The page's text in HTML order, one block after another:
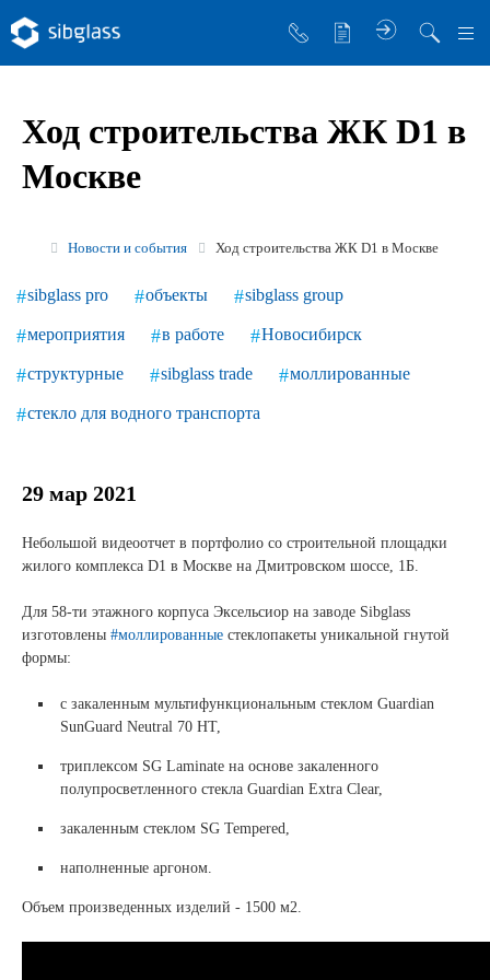
Управляющая компания
Sibglass Trade
Новости и события
Продажа недвижимости
Продукция
Стекло для строительства и интерьера
Стекло для машиностроения
заказчиков
Ход строительства ЖК D1 в
Москве
Новости и события Ход строительства ЖК D1 в Москве
29 мар 2021
Небольшой видеоотчет в портфолио со строительной площадки
жилого комплекса D1 в Москве на Дмитровском шоссе, 1Б.
Для 58-ти этажного корпуса Эксельсиор на заводе Sibglass
изготовлены #моллированные стеклопакеты уникальной гнутой
формы:
с закаленным мультифункциональным стеклом Guardian
SunGuard Neutral 70 HT,
триплексом SG Laminate на основе закаленного
полупросветленного стекла Guardian Еxtra Clear,
закаленным стеклом SG Tempered,
наполненные аргоном.
Объем произведенных изделий - 1500 м2.
sibglass pro объекты sibglass group
мероприятия в работе Новосибирск
структурные sibglass trade моллированные
стекло для водного транспорта